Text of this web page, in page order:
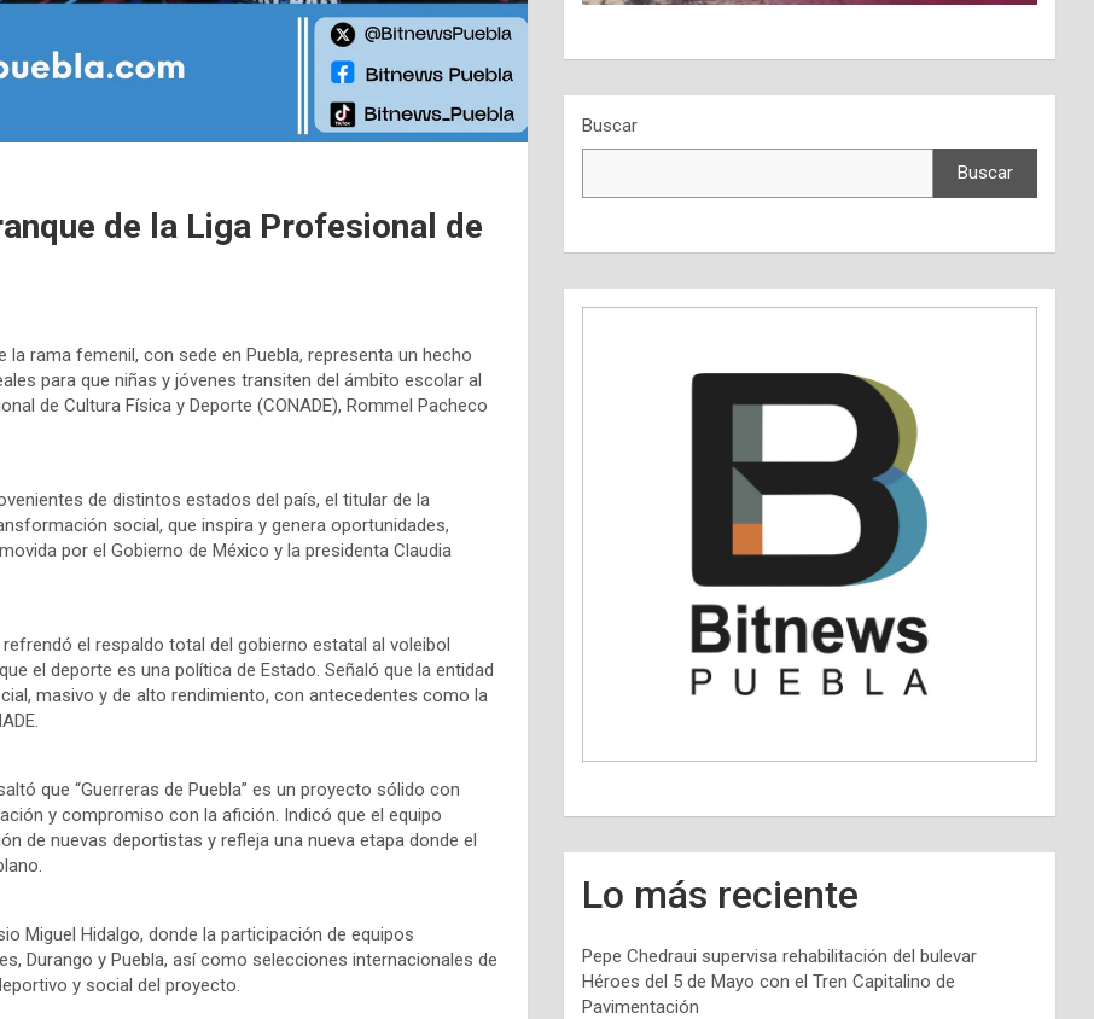
de la Liga Profesional de
rama femenil, con sede en Puebla, representa un hecho
para que niñas y jóvenes transiten del ámbito escolar al
de Cultura Física y Deporte (CONADE), Rommel Pacheco
de distintos estados del país, el titular de la
social, que inspira y genera oportunidades,
por el Gobierno de México y la presidenta Claudia
el respaldo total del gobierno estatal al voleibol
el deporte es una política de Estado. Señaló que la entidad
masivo y de alto rendimiento, con antecedentes como la
que “Guerreras de Puebla” es un proyecto sólido con
y compromiso con la afición. Indicó que el equipo
de nuevas deportistas y refleja una nueva etapa donde el
Miguel Hidalgo, donde la participación de equipos
Durango y Puebla, así como selecciones internacionales de
y social del proyecto.
Buscar
Buscar
Lo más reciente
Pepe Chedraui supervisa rehabilitación del bulevar
Héroes del 5 de Mayo con el Tren Capitalino de
Pavimentación